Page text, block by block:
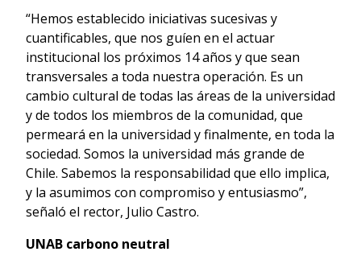
“Hemos establecido iniciativas sucesivas y
cuantificables, que nos guíen en el actuar
institucional los próximos 14 años y que sean
transversales a toda nuestra operación. Es un
cambio cultural de todas las áreas de la universidad
y de todos los miembros de la comunidad, que
permeará en la universidad y finalmente, en toda la
sociedad. Somos la universidad más grande de
Chile. Sabemos la responsabilidad que ello implica,
y la asumimos con compromiso y entusiasmo”,
señaló el rector, Julio Castro.
UNAB carbono neutral